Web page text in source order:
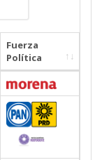
Fuerza
Política